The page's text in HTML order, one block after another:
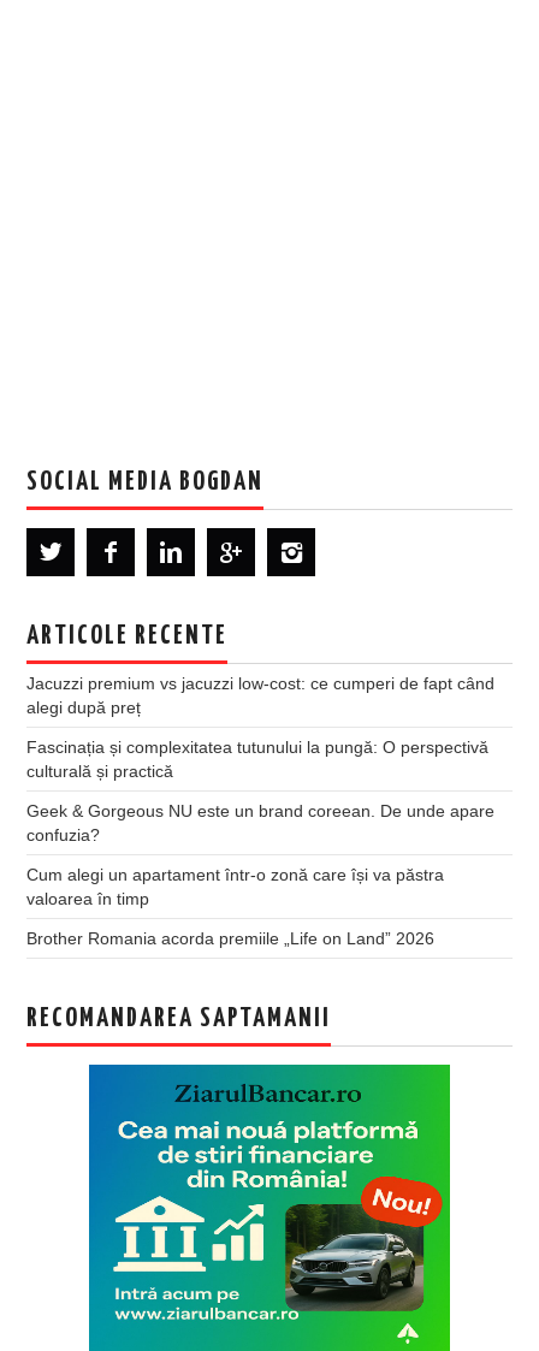
SOCIAL MEDIA BOGDAN
ARTICOLE RECENTE
Jacuzzi premium vs jacuzzi low-cost: ce cumperi de fapt când
alegi după preț
Fascinația și complexitatea tutunului la pungă: O perspectivă
culturală și practică
Geek & Gorgeous NU este un brand coreean. De unde apare
confuzia?
Cum alegi un apartament într-o zonă care își va păstra
valoarea în timp
Brother Romania acorda premiile „Life on Land” 2026
RECOMANDAREA SAPTAMANII